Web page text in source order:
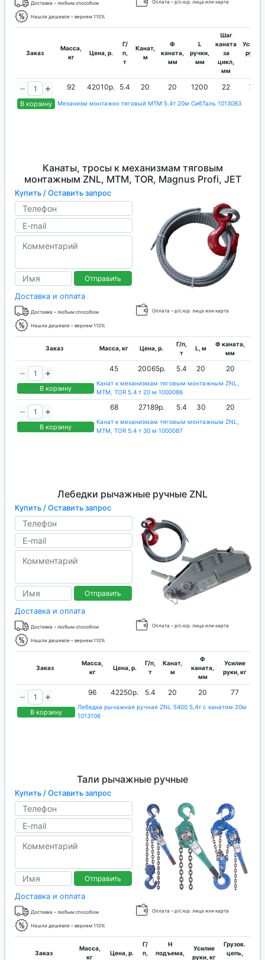
Доставка – любым способом Оплата – р/с юр. лица или карта
Нашли дешевле – вернем 110%
Заказ
Масса,
кг
Цена, р.
Г/
п,
т
Канат,
м
Ф
каната,
мм
L
ручки,
мм
Шаг
каната
за
цикл,
мм
Усилие
руки,
В корзину
92 42010р. 5.4 20 20 1200 22 73
Механизм монтажно тяговый МТМ 5.4т 20м СибТаль 1013083
Канаты, тросы к механизмам тяговым
монтажным ZNL, МТМ, TOR, Magnus Profi, JET
Купить / Оставить запрос
Отправить
Доставка и оплата
Доставка – любым способом Оплата – р/с юр. лица или карта
Нашли дешевле – вернем 110%
Заказ Масса, кг Цена, р.
Г/п,
т
L, м
Ф каната,
мм
В корзину
45 20065р. 5.4 20 20
Канат к механизмам тяговым монтажным ZNL,
МТМ, TOR 5.4 т 20 м 1000086
В корзину
68 27189р. 5.4 30 20
Канат к механизмам тяговым монтажным ZNL,
МТМ, TOR 5.4 т 30 м 1000087
Лебедки рычажные ручные ZNL
Купить / Оставить запрос
Отправить
Доставка и оплата
Доставка – любым способом Оплата – р/с юр. лица или карта
Нашли дешевле – вернем 110%
Заказ
Масса,
кг
Цена, р.
Г/п,
т
Канат,
м
Ф
каната,
мм
Усилие
руки, кг
В корзину
96 42250р. 5.4 20 20 77
Лебедка рычажная ручная ZNL 5400 5,4т с канатом 20м
1013106
Тали рычажные ручные
Купить / Оставить запрос
Отправить
Доставка и оплата
Доставка – любым способом Оплата – р/с юр. лица или карта
Нашли дешевле – вернем 110%
Заказ
Масса,
кг
Цена, р.
Г/
п,
H
подъема,
Усилие
руки, кг
Грузов.
цепь,